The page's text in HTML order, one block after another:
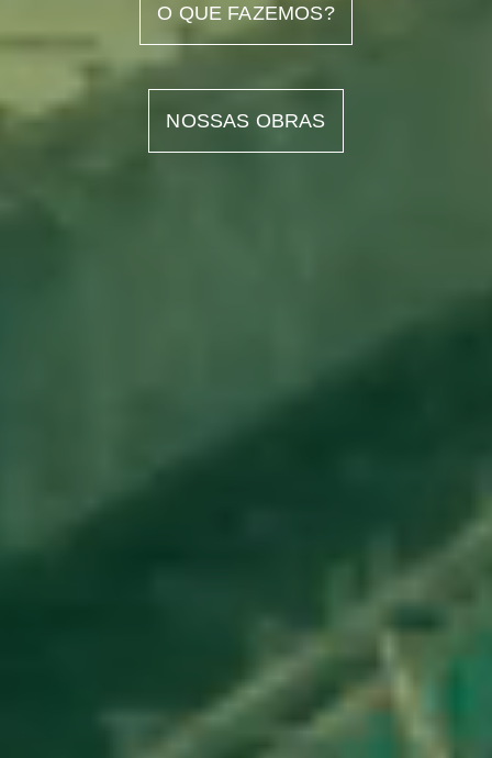
O QUE FAZEMOS?
NOSSAS OBRAS